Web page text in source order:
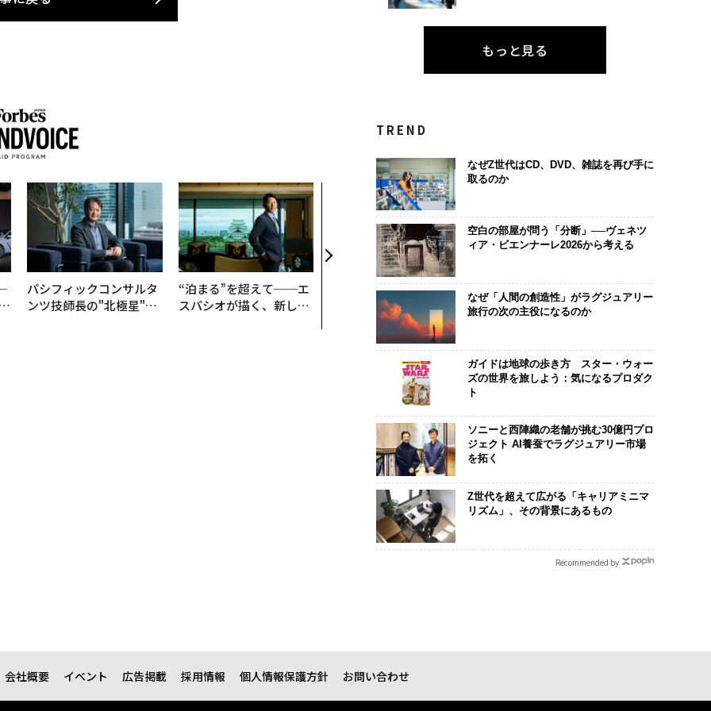
パシフィックコンサルタ
ンツ技師長の"北極星"。
“泊まる”を超えて──エ
スパシオが描く、新しい
「コンディション」が成
果を左右する――「BAKUN
E」のTENTIALが支える
「挑戦者の明日」
なく顧客体験だ──Hub
Spot Japanが語る「Gr
ow Better」な組織のつ
パシオが描く
本のラグジュ
編）
もっと見る
TREND
なぜZ世代はCD、DVD、雑誌を再び手に
取るのか
空白の部屋が問う「分断」──ヴェネツ
ィア・ビエンナーレ2026から考える
なぜ「人間の創造性」がラグジュアリー
旅行の次の主役になるのか
ガイドは地球の歩き方 スター・ウォー
ズの世界を旅しよう：気になるプロダク
ト
ソニーと西陣織の老舗が挑む30億円プロ
ジェクト AI養蚕でラグジュアリー市場
を拓く
Z世代を超えて広がる「キャリアミニマ
リズム」、その背景にあるもの
Recommended by
会社概要 イベント 広告掲載 採用情報 個人情報保護方針 お問い合わせ